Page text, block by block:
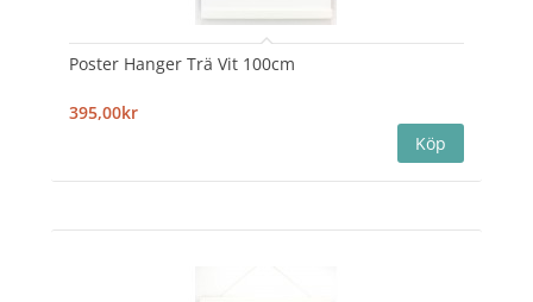
Poster Hanger Trä Vit 100cm
395,00kr